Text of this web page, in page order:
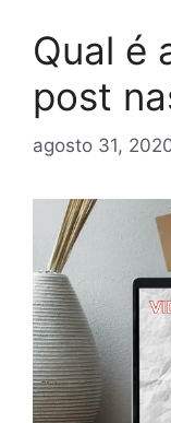
Qual é
post
agosto 31,